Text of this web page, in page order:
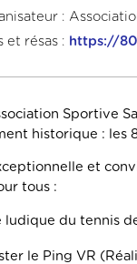
:
et résas : https://
Sportive
historique : les
et
tous :
du tennis
le Ping VR